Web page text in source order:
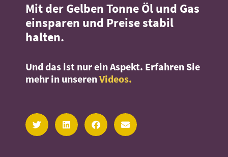
Mit der Gelben Tonne Öl und Gas
einsparen und Preise stabil
halten.
Und das ist nur ein Aspekt. Erfahren Sie
mehr in unserenVideos.